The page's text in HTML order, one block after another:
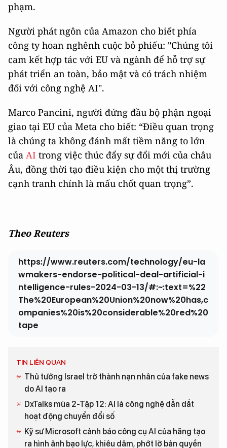
phạm.
Người phát ngôn của Amazon cho biết phía
công ty hoan nghênh cuộc bỏ phiếu: "Chúng tôi
cam kết hợp tác với EU và ngành để hỗ trợ sự
phát triển an toàn, bảo mật và có trách nhiệm
đối với công nghệ AI".
Marco Pancini, người đứng đầu bộ phận ngoại
giao tại EU của Meta cho biết: “Điều quan trọng
là chúng ta không đánh mất tiềm năng to lớn
của AI trong việc thúc đẩy sự đổi mới của châu
Âu, đồng thời tạo điều kiện cho một thị trường
cạnh tranh chính là mấu chốt quan trọng”.
Theo Reuters
https://www.reuters.com/technology/eu-la
wmakers-endorse-political-deal-artificial-i
ntelligence-rules-2024-03-13/#:~:text=%22
The%20European%20Union%20now%20has,c
ompanies%20is%20considerable%20red%20
tape
TIN LIÊN QUAN
Thủ tướng Israel trở thành nạn nhân của fake news
do AI tạo ra
DxTalks mùa 2-Tập 12: AI là công nghệ dẫn dắt
hoạt động chuyển đổi số
Kỹ sư Microsoft cảnh báo công cụ AI của hãng tạo
ra hình ảnh bạo lực, khiêu dâm, phớt lờ bản quyền